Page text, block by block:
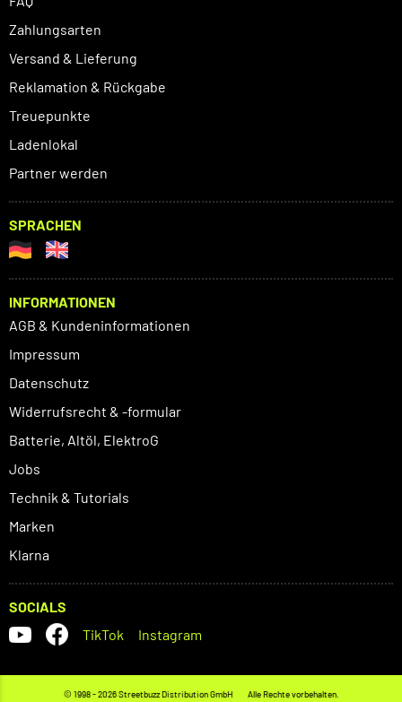
Zahlungsarten
Versand & Lieferung
Reklamation & Rückgabe
Treuepunkte
Ladenlokal
Partner werden
SPRACHEN
INFORMATIONEN
AGB & Kundeninformationen
Impressum
Datenschutz
Widerrufsrecht & -formular
Batterie, Altöl, ElektroG
Jobs
Technik & Tutorials
Marken
Klarna
SOCIALS
TikTok
Instagram
© 1998 - 2026 Streetbuzz Distribution GmbH Alle Rechte vorbehalten.